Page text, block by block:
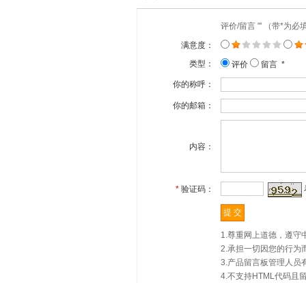
评价/留言 "' （带*为必
满意度：
类型：
评价 留言 *
你的称呼：
你的邮箱：
内容：
* 验证码：
1.尊重网上道德，遵守
2.承担一切因您的行为
3.产品留言板管理人员
4.不支持HTML代码且